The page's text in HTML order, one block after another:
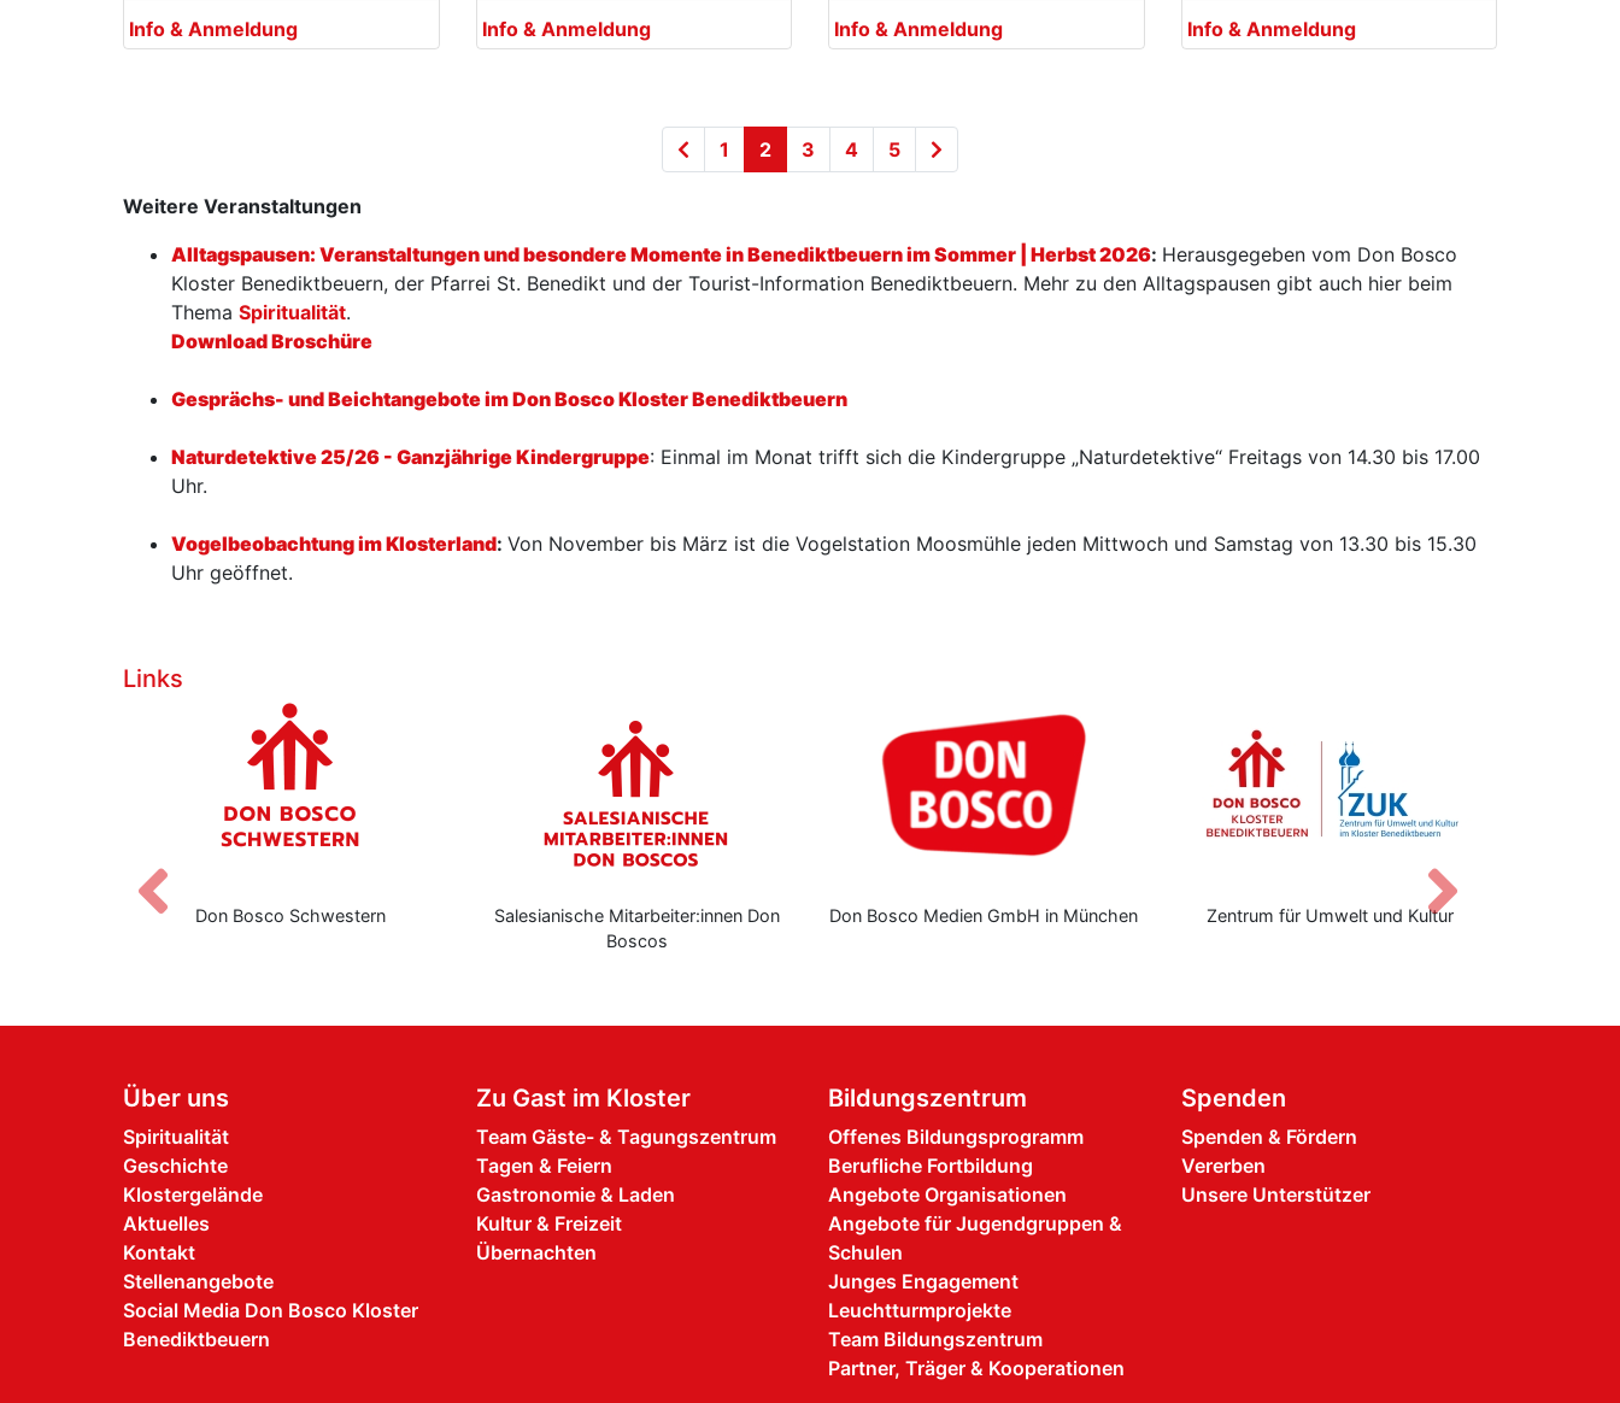
Info & Anmeldung Info & Anmeldung Info & Anmeldung Info & Anmeldung
1 2 3 4 5
Weitere Veranstaltungen
Alltagspausen: Veranstaltungen und besondere Momente in Benediktbeuern im Sommer | Herbst 2026: Herausgegeben vom Don Bosco
Kloster Benediktbeuern, der Pfarrei St. Benedikt und der Tourist-Information Benediktbeuern. Mehr zu den Alltagspausen gibt auch hier beim
Thema Spiritualität.
Download Broschüre
Gesprächs- und Beichtangebote im Don Bosco Kloster Benediktbeuern
Naturdetektive 25/26 - Ganzjährige Kindergruppe: Einmal im Monat trifft sich die Kindergruppe „Naturdetektive“ Freitags von 14.30 bis 17.00
Uhr.
Vogelbeobachtung im Klosterland: Von November bis März ist die Vogelstation Moosmühle jeden Mittwoch und Samstag von 13.30 bis 15.30
Uhr geöffnet.
Links
Don Bosco Schwestern
Salesianische Mitarbeiter:innen Don
Don Bosco Medien GmbH in München Zentrum für Umwelt und Kultur Don Bosco
Zurück
Über uns
Spiritualität
Geschichte
Klostergelände
Aktuelles
Kontakt
Stellenangebote
Social Media Don Bosco Kloster
Benediktbeuern
Zu Gast im Kloster
Team Gäste- & Tagungszentrum
Tagen & Feiern
Gastronomie & Laden
Kultur & Freizeit
Übernachten
Bildungszentrum
Offenes Bildungsprogramm
Berufliche Fortbildung
Angebote Organisationen
Angebote für Jugendgruppen &
Schulen
Junges Engagement
Leuchtturmprojekte
Team Bildungszentrum
Partner, Träger & Kooperationen
Spenden
Spenden & Fördern
Vererben
Unsere Unterstützer